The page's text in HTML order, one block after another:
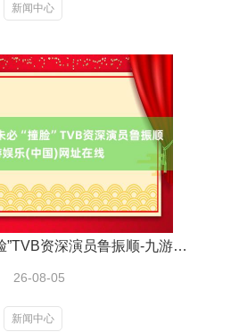
新闻中心
j9九游会染发后未必“撞脸”TVB资深演员鲁振顺-九游娱乐(中国)网址在线
26-08-05
新闻中心